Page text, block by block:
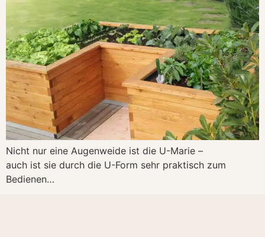
Nicht nur eine Augenweide ist die U-Marie –
auch ist sie durch die U-Form sehr praktisch zum
Bedienen…